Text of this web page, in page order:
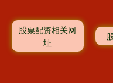
股票配资相关网
址